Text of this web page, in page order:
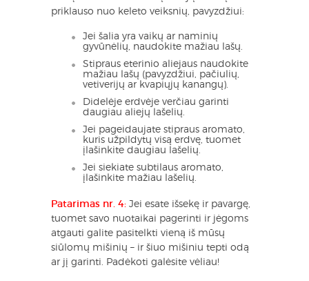
priklauso nuo keleto veiksnių, pavyzdžiui:
Jei šalia yra vaikų ar naminių
gyvūnėlių, naudokite mažiau lašų.
Stipraus eterinio aliejaus naudokite
mažiau lašų (pavyzdžiui, pačiulių,
vetiverijų ar kvapiųjų kanangų).
Didelėje erdvėje verčiau garinti
daugiau aliejų lašelių.
Jei pageidaujate stipraus aromato,
kuris užpildytų visą erdvę, tuomet
įlašinkite daugiau lašelių.
Jei siekiate subtilaus aromato,
įlašinkite mažiau lašelių.
Patarimas nr. 4: Jei esate išsekę ir pavargę,
tuomet savo nuotaikai pagerinti ir jėgoms
atgauti galite pasitelkti vieną iš mūsų
siūlomų mišinių – ir šiuo mišiniu tepti odą
ar jį garinti. Padėkoti galėsite vėliau!